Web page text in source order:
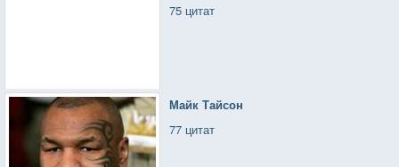
75 цитат
Майк Тайсон
77 цитат